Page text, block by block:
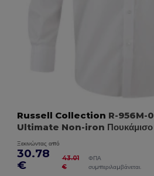
Russell Collection R-956M-0
Ultimate Non-iron Πουκάμισο
Ξεκινώντας από
30.78
€
43.01
€
ΦΠΑ
συμπεριλαμβάνεται.